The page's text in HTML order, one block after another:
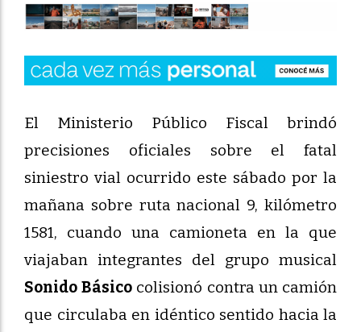
El Ministerio Público Fiscal brindó
precisiones oficiales sobre el fatal
siniestro vial ocurrido este sábado por la
mañana sobre ruta nacional 9, kilómetro
1581, cuando una camioneta en la que
viajaban integrantes del grupo musical
Sonido Básico colisionó contra un camión
que circulaba en idéntico sentido hacia la